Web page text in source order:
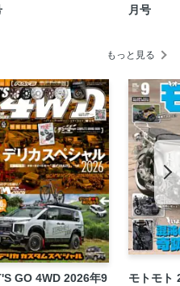
駆を守る！
2024
プファンミーティング
T/A KO3
駆のある風景］
月号
もっと見る
GO 4WD 2026年9
モトモト